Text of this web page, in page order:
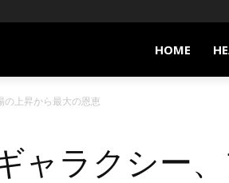
HOME
の上昇から最大の恩恵
ャラクシー